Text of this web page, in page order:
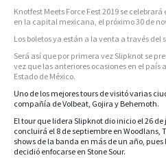
Knotfest Meets Force Fest 2019 se
en la capital mexicana, el próximo 30 de
Los boletos ya están a la venta a través del
Será así que por primera vez Slipknot se
vez que las anteriores ocasiones en el país
Estado de México.
Uno de los mejores tours de visitó varias
compañía de Volbeat, Gojira y Behemoth.
El tour que lidera Slipknot dio inicio el 26
concluirá el 8 de septiembre en Woodlans,
shows de la banda en más de un año,
decidió enfocarse en Stone Sour.